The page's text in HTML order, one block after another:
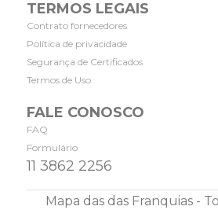
TERMOS LEGAIS
Contrato fornecedores
Política de privacidade
Segurança de Certificados
Termos de Uso
FALE CONOSCO
FAQ
Formulário
11 3862 2256
Mapa das das Franquias -